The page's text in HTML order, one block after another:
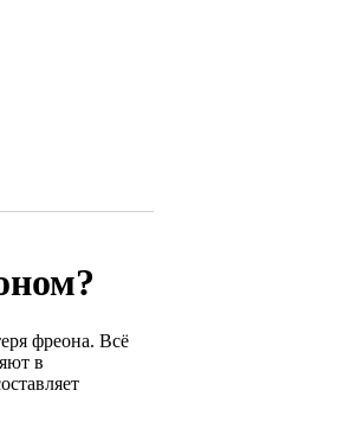
фреона. Всё
в